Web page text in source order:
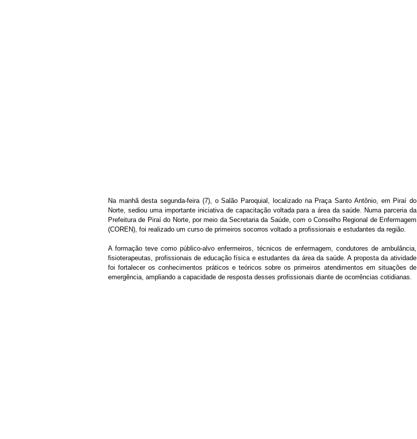
Na manhã desta segunda-feira (7), o Salão Paroquial, localizado na Praça Santo Antônio, em Piraí do
Norte, sediou uma importante iniciativa de capacitação voltada para a área da saúde. Numa parceria da
Prefeitura de Piraí do Norte, por meio da Secretaria da Saúde, com o Conselho Regional de Enfermagem
(COREN), foi realizado um curso de primeiros socorros voltado a profissionais e estudantes da região.
A formação teve como público-alvo enfermeiros, técnicos de enfermagem, condutores de ambulância,
fisioterapeutas, profissionais de educação física e estudantes da área da saúde. A proposta da atividade
foi fortalecer os conhecimentos práticos e teóricos sobre os primeiros atendimentos em situações de
emergência, ampliando a capacidade de resposta desses profissionais diante de ocorrências cotidianas.